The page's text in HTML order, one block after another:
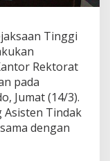
Tinggi
Rektorat
pada
Jumat (14/3).
Asisten Tindak
dengan